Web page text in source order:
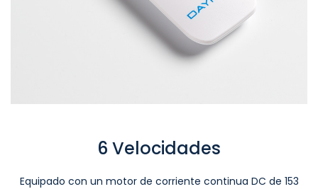
6 Velocidades
Equipado con un motor de corriente continua DC de 153